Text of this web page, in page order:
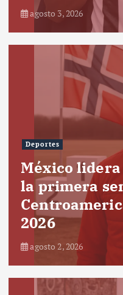
agosto 3, 2026
Deportes
México
la primera
2026
agosto 2, 2026